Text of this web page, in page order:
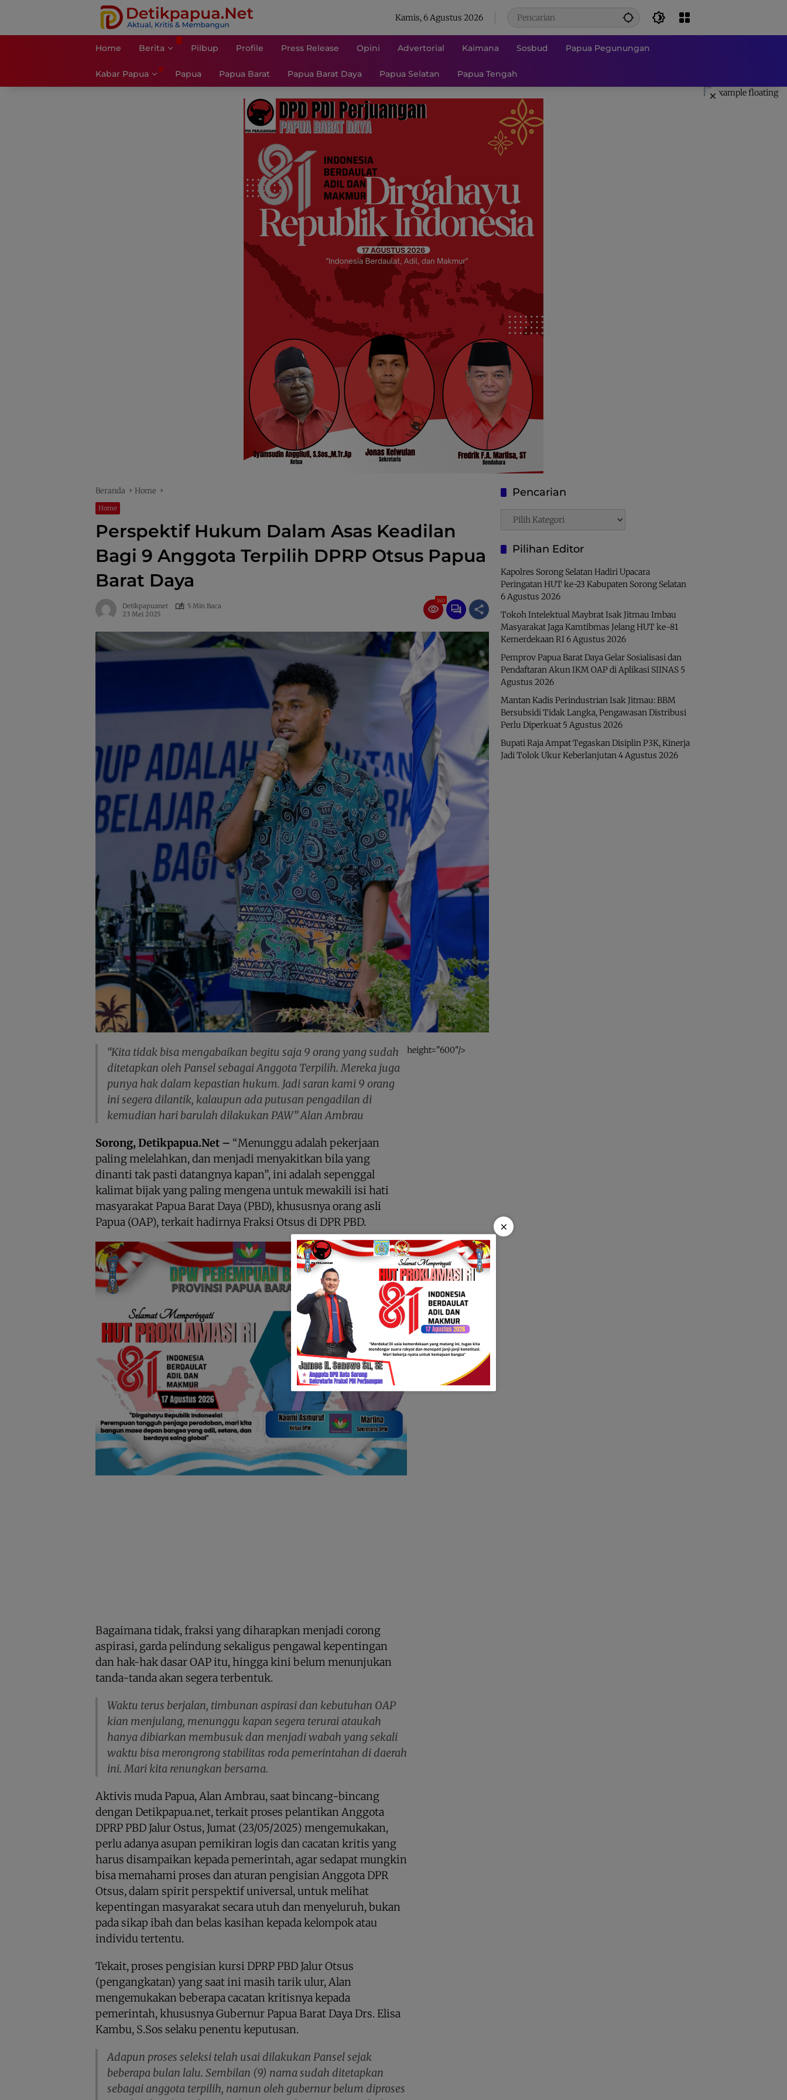
Kamis, 6 Agustus 2026
Home Berita Pilbup Profile Press Release Opini Advertorial Kaimana Sosbud Papua Pegunungan
Kabar Papua Papua Papua Barat Papua Barat Daya Papua Selatan Papua Tengah
×
Beranda Home
Home
Perspektif Hukum Dalam Asas Keadilan
Bagi 9 Anggota Terpilih DPRP Otsus Papua
Barat Daya
Detikpapuanet
5 Min Baca
23 Mei 2025
140
“Kita tidak bisa mengabaikan begitu saja 9 orang yang sudah
ditetapkan oleh Pansel sebagai Anggota Terpilih. Mereka juga
punya hak dalam kepastian hukum. Jadi saran kami 9 orang
ini segera dilantik, kalaupun ada putusan pengadilan di
kemudian hari barulah dilakukan PAW” Alan Ambrau
Sorong, Detikpapua.Net – “Menunggu adalah pekerjaan
paling melelahkan, dan menjadi menyakitkan bila yang
dinanti tak pasti datangnya kapan”, ini adalah sepenggal
kalimat bijak yang paling mengena untuk mewakili isi hati
masyarakat Papua Barat Daya (PBD), khususnya orang asli
Papua (OAP), terkait hadirnya Fraksi Otsus di DPR PBD.
Bagaimana tidak, fraksi yang diharapkan menjadi corong
aspirasi, garda pelindung sekaligus pengawal kepentingan
dan hak-hak dasar OAP itu, hingga kini belum menunjukan
tanda-tanda akan segera terbentuk.
Waktu terus berjalan, timbunan aspirasi dan kebutuhan OAP
kian menjulang, menunggu kapan segera terurai ataukah
hanya dibiarkan membusuk dan menjadi wabah yang sekali
waktu bisa merongrong stabilitas roda pemerintahan di daerah
ini. Mari kita renungkan bersama.
Aktivis muda Papua, Alan Ambrau, saat bincang-bincang
dengan Detikpapua.net, terkait proses pelantikan Anggota
DPRP PBD Jalur Ostus, Jumat (23/05/2025) mengemukakan,
perlu adanya asupan pemikiran logis dan cacatan kritis yang
harus disampaikan kepada pemerintah, agar sedapat mungkin
bisa memahami proses dan aturan pengisian Anggota DPR
Otsus, dalam spirit perspektif universal, untuk melihat
kepentingan masyarakat secara utuh dan menyeluruh, bukan
pada sikap ibah dan belas kasihan kepada kelompok atau
individu tertentu.
Tekait, proses pengisian kursi DPRP PBD Jalur Otsus
(pengangkatan) yang saat ini masih tarik ulur, Alan
mengemukakan beberapa cacatan kritisnya kepada
pemerintah, khususnya Gubernur Papua Barat Daya Drs. Elisa
Kambu, S.Sos selaku penentu keputusan.
Adapun proses seleksi telah usai dilakukan Pansel sejak
beberapa bulan lalu. Sembilan (9) nama sudah ditetapkan
sebagai anggota terpilih, namun oleh gubernur belum diproses
height="600"/>
Pencarian
Pencarian
Pilihan Editor
Kapolres Sorong Selatan Hadiri Upacara
Peringatan HUT ke-23 Kabupaten Sorong Selatan
6 Agustus 2026
Tokoh Intelektual Maybrat Isak Jitmau Imbau
Masyarakat Jaga Kamtibmas Jelang HUT ke-81
Kemerdekaan RI6 Agustus 2026
Pemprov Papua Barat Daya Gelar Sosialisasi dan
Pendaftaran Akun IKM OAP di Aplikasi SIINAS 5
Agustus 2026
Mantan Kadis Perindustrian Isak Jitmau: BBM
Bersubsidi Tidak Langka, Pengawasan Distribusi
Perlu Diperkuat 5 Agustus 2026
Bupati Raja Ampat Tegaskan Disiplin P3K, Kinerja
Jadi Tolok Ukur Keberlanjutan4 Agustus 2026
×